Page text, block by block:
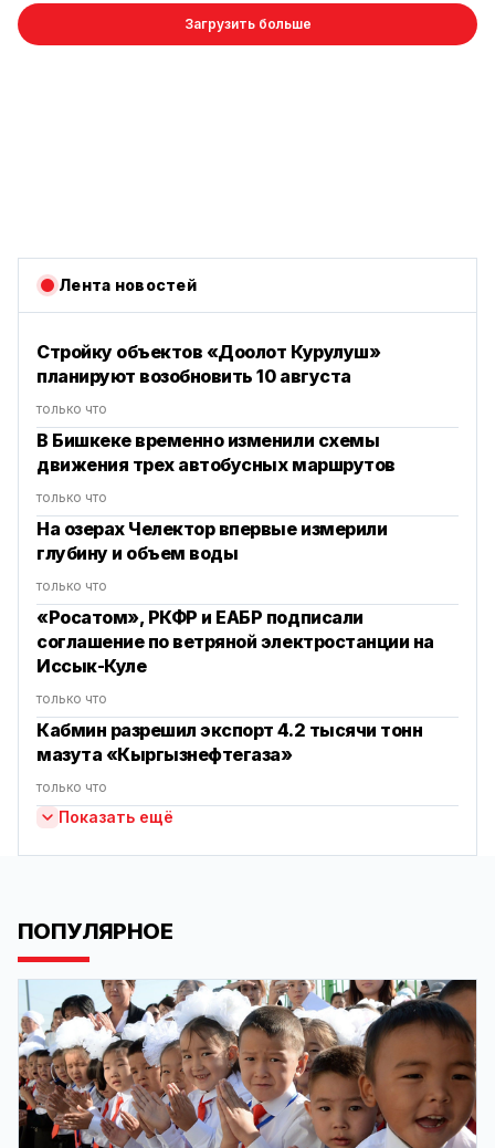
Загрузить больше
Лента новостей
Стройку объектов «Доолот Курулуш»
планируют возобновить 10 августа
только что
В Бишкеке временно изменили схемы
движения трех автобусных маршрутов
только что
На озерах Челектор впервые измерили
глубину и объем воды
только что
«Росатом», РКФР и ЕАБР подписали
соглашение по ветряной электростанции на
Иссык-Куле
только что
Кабмин разрешил экспорт 4.2 тысячи тонн
мазута «Кыргызнефтегаза»
только что
Показать ещё
ПОПУЛЯРНОЕ